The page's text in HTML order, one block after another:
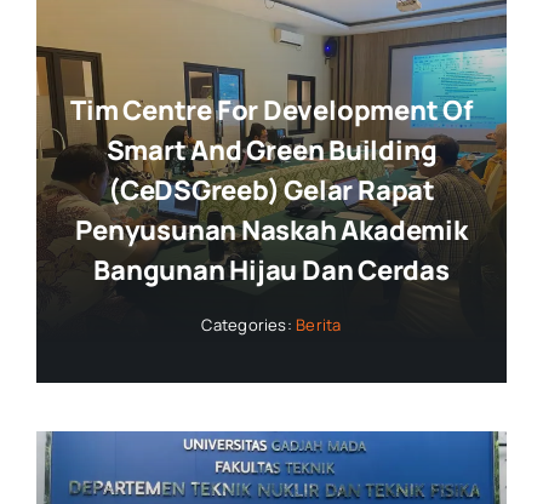
Tim Centre For Development Of
Smart And Green Building
(CeDSGreeb) Gelar Rapat
Penyusunan Naskah Akademik
Bangunan Hijau Dan Cerdas
Categories: Berita